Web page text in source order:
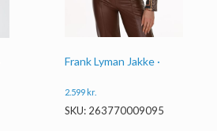
Frank Lyman Jakke ·
2.599 kr.
SKU: 263770009095